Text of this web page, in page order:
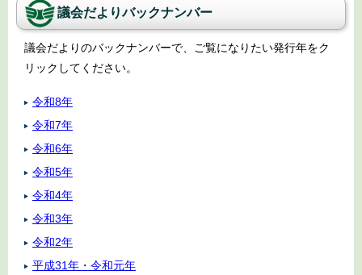
議会だよりバックナンバー
議会だよりのバックナンバーで、ご覧になりたい発行年をク
リックしてください。
令和8年
令和7年
令和6年
令和5年
令和4年
令和3年
令和2年
平成31年・令和元年